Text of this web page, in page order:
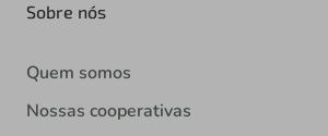
Sobre nós
Quem somos
Nossas cooperativas